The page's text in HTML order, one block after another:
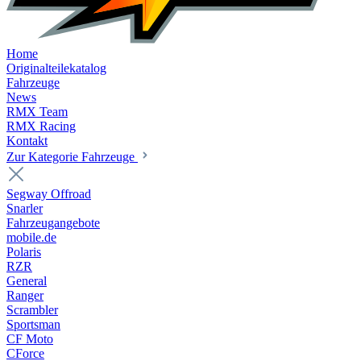
Home
Originalteilekatalog
Fahrzeuge
News
RMX Team
RMX Racing
Kontakt
Zur Kategorie Fahrzeuge
Segway Offroad
Snarler
Fahrzeugangebote
mobile.de
Polaris
RZR
General
Ranger
Scrambler
Sportsman
CF Moto
CForce